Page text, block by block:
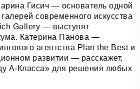
Гисич — основатель одной
современного искусства
Gallery — выступят
Катерина Панова —
агентства Plan the Best и
развитии — расскажет,
A-Класса» для решения любых